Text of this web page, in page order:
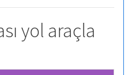
yol araçla